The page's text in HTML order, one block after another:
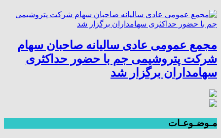
مجمع عمومی عادی سالیانه صاحبان سهام
شرکت پتروشیمی جم با حضور حداکثری
سهامداران برگزار شد
مـوضـوعـات